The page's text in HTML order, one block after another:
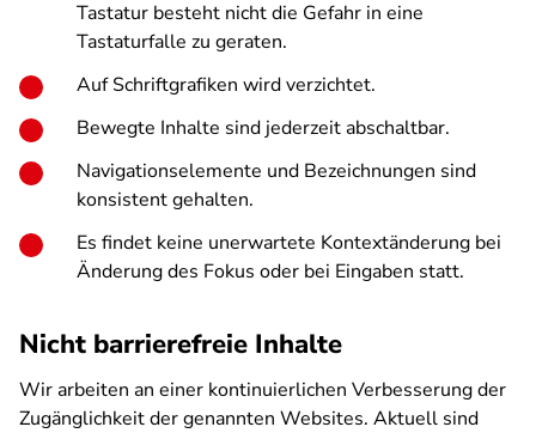
Tastatur besteht nicht die Gefahr in eine
Tastaturfalle zu geraten.
Auf Schriftgrafiken wird verzichtet.
Bewegte Inhalte sind jederzeit abschaltbar.
Navigationselemente und Bezeichnungen sind
konsistent gehalten.
Es findet keine unerwartete Kontextänderung bei
Änderung des Fokus oder bei Eingaben statt.
Nicht barrierefreie Inhalte
Wir arbeiten an einer kontinuierlichen Verbesserung der
Zugänglichkeit der genannten Websites. Aktuell sind